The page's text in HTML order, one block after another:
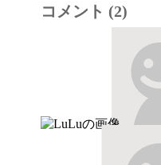
コメント (2)